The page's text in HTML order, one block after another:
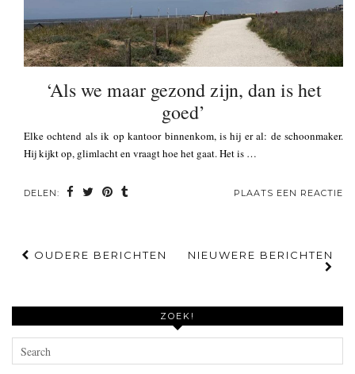
‘Als we maar gezond zijn, dan is het
goed’
Elke ochtend als ik op kantoor binnenkom, is hij er al: de schoonmaker.
Hij kijkt op, glimlacht en vraagt hoe het gaat. Het is …
DELEN: PLAATS EEN REACTIE
OUDERE BERICHTEN NIEUWERE BERICHTEN
ZOEK!